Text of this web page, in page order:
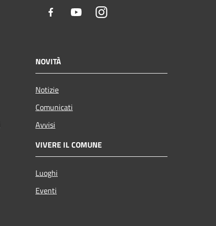
Facebook YoutubeInstagram
NOVITÀ
Notizie
Comunicati
Avvisi
VIVERE IL COMUNE
Luoghi
Eventi